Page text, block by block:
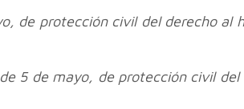
de protección civil del derecho
5 de mayo, de protección civil